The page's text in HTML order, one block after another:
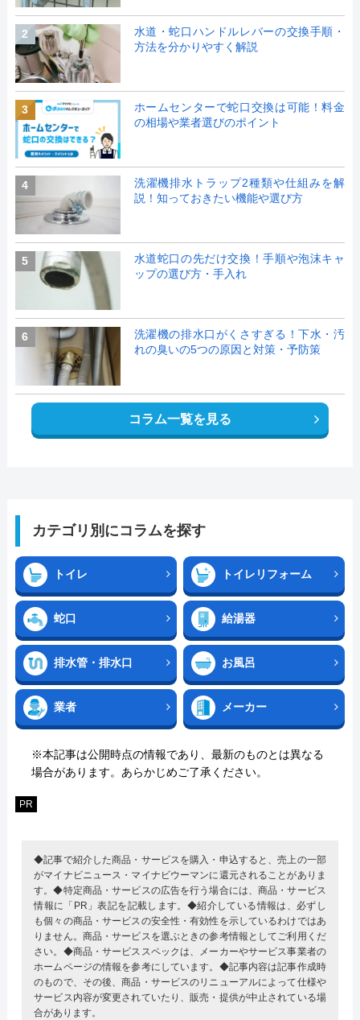
2
水道・蛇口ハンドルレバーの交換手順・
方法を分かりやすく解説
3
ホームセンターで蛇口交換は可能！料金
の相場や業者選びのポイント
4
洗濯機排水トラップ2種類や仕組みを解
説！知っておきたい機能や選び方
5
水道蛇口の先だけ交換！手順や泡沫キャ
ップの選び方・手入れ
6
洗濯機の排水口がくさすぎる！下水・汚
れの臭いの5つの原因と対策・予防策
コラム一覧を見る
カテゴリ別にコラムを探す
トイレ トイレリフォーム
蛇口 給湯器
排水管・排水口 お風呂
業者 メーカー
※本記事は公開時点の情報であり、最新のものとは異なる
場合があります。あらかじめご了承ください。
PR
◆記事で紹介した商品・サービスを購入・申込すると、売上の一部
がマイナビニュース・マイナビウーマンに還元されることがありま
す。◆特定商品・サービスの広告を行う場合には、商品・サービス
情報に「PR」表記を記載します。◆紹介している情報は、必ずし
も個々の商品・サービスの安全性・有効性を示しているわけではあ
りません。商品・サービスを選ぶときの参考情報としてご利用くだ
さい。◆商品・サービススペックは、メーカーやサービス事業者の
ホームページの情報を参考にしています。◆記事内容は記事作成時
のもので、その後、商品・サービスのリニューアルによって仕様や
サービス内容が変更されていたり、販売・提供が中止されている場
合があります。